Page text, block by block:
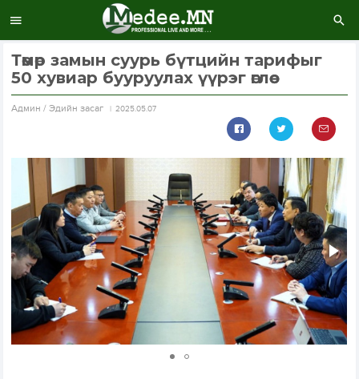
Төмөр замын суурь бүтцийн тарифыг
50 хувиар бууруулах үүрэг өглөө
Aдмин / Эдийн засаг 2025.05.07